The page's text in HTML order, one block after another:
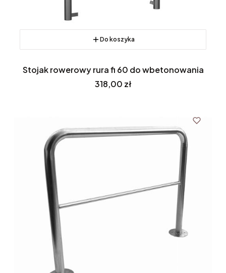
Do koszyka
Stojak rowerowy rura fi 60 do wbetonowania
Cena
318,00 zł